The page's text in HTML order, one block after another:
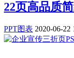
22页高品质
PPT图表 2020-06-22